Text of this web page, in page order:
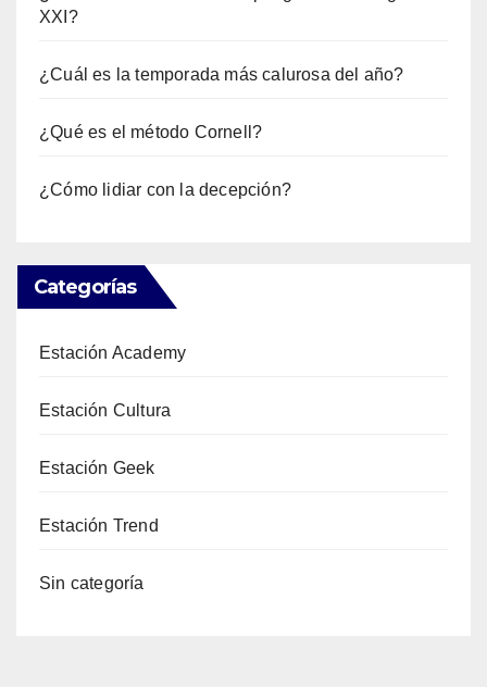
XXI?
¿Cuál es la temporada más calurosa del año?
¿Qué es el método Cornell?
¿Cómo lidiar con la decepción?
Categorías
Estación Academy
Estación Cultura
Estación Geek
Estación Trend
Sin categoría